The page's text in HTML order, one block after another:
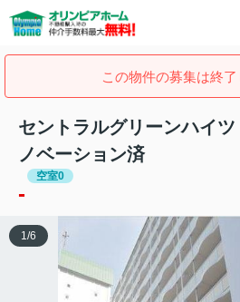
この物件の募集は終了
セントラルグリーンハ
ノベーション済
空室0
-
1/6